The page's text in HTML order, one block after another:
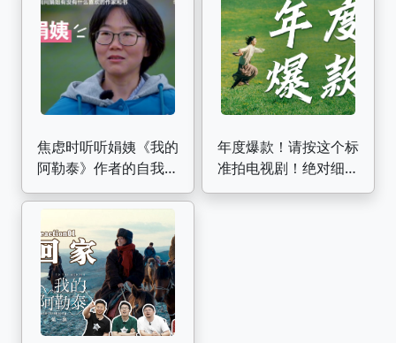
焦虑时听听娟姨《我的
阿勒泰》作者的自我经
历，再颠簸的日子也要
闪亮的过。
年度爆款！请按这个标
准拍电视剧！绝对细糠
《我的阿勒泰》P1